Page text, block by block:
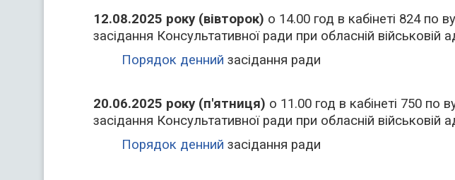
12.08.2025 року (вівторок) о 14.00 год в кабінеті 824 по
засідання Консультативної ради при обласній військовій
Порядок денний засідання ради
20.06.2025 року (п'ятниця) о 11.00 год в кабінеті 750 по
засідання Консультативної ради при обласній військовій
Порядок денний засідання ради